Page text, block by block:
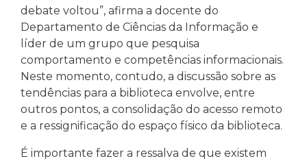
debate voltou”, afirma a docente do
Departamento de Ciências da Informação e
líder de um grupo que pesquisa
comportamento e competências informacionais.
Neste momento, contudo, a discussão sobre as
tendências para a biblioteca envolve, entre
outros pontos, a consolidação do acesso remoto
e a ressignificação do espaço físico da biblioteca.
É importante fazer a ressalva de que existem